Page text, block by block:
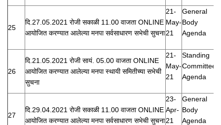
25
दि.27.05.2021 रोजी सकाळी 11.00 वाजता ONLINE
आयोजित करण्यात आलेल्या मनपा सर्वसाधारण सभेची सुचना
21-
May-
21
General
Body
Agenda
26
दि.21.05.2021 रोजी सायं. 05.00 वाजता ONLINE
आयोजित करण्यात आलेल्या मनपा स्थायी समितीच्या सभेची
सुचना
21-
May-
21
Standing
Committee
Agenda
27
दि.29.04.2021 रोजी सकाळी 11.00 वाजता ONLINE
आयोजित करण्यात आलेल्या मनपा सर्वसाधारण सभेची सुचना
23-
Apr-
21
General
Body
Agenda